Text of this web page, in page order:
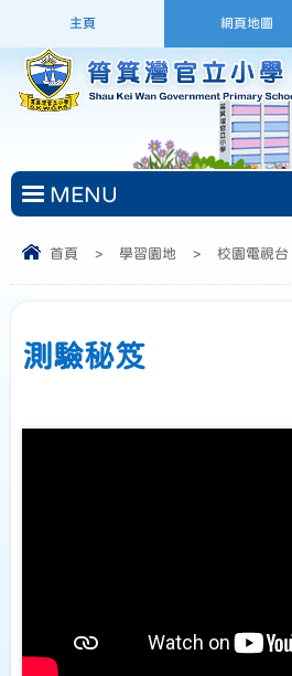
主頁 網頁地圖
MENU
首頁 > 學習園地 > 校園電視台
測驗秘笈